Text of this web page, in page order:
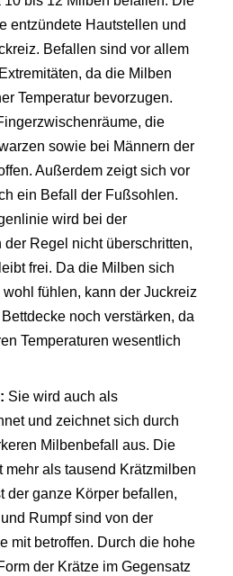
entzündete Hautstellen und
Befallen sind vor allem
da die Milben
Temperatur bevorzugen.
die
sowie bei Männern der
Außerdem zeigt sich vor
ein Befall der Fußsohlen.
wird bei der
Regel nicht überschritten,
frei. Da die Milben sich
fühlen, kann der Juckreiz
noch verstärken, da
Temperaturen wesentlich
Sie wird auch als
und zeichnet sich durch
Milbenbefall aus. Die
mehr als tausend Krätzmilben
der ganze Körper befallen,
Rumpf sind von der
mit betroffen. Durch die hohe
der Krätze im Gegensatz